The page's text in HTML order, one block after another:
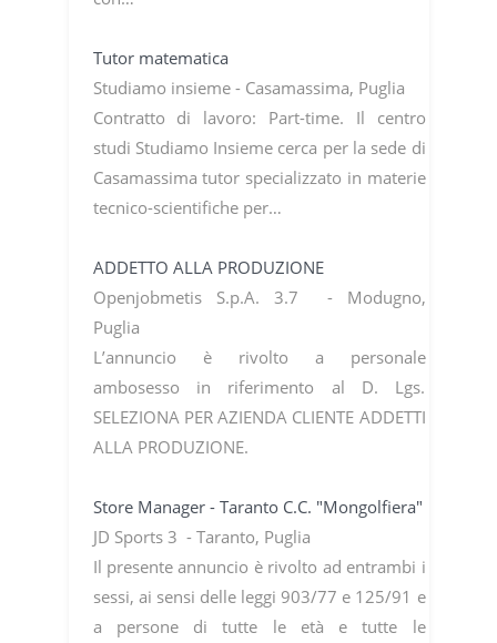
Tutor matematica
Studiamo insieme - Casamassima, Puglia
Contratto di lavoro: Part-time. Il centro
studi Studiamo Insieme cerca per la sede di
Casamassima tutor specializzato in materie
tecnico-scientifiche per…
ADDETTO ALLA PRODUZIONE
Openjobmetis S.p.A. 3.7 - Modugno,
Puglia
L’annuncio è rivolto a personale
ambosesso in riferimento al D. Lgs.
SELEZIONA PER AZIENDA CLIENTE ADDETTI
ALLA PRODUZIONE.
Store Manager - Taranto C.C. "Mongolfiera"
JD Sports 3 - Taranto, Puglia
Il presente annuncio è rivolto ad entrambi i
sessi, ai sensi delle leggi 903/77 e 125/91 e
a persone di tutte le età e tutte le